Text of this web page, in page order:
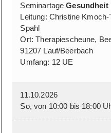
SeminartageGesundheit
Leitung: Christine
Spahl
Ort: Therapiescheune,
91207 Lauf/Beerbach
Umfang: 12 UE
11.10.2026
So, von 10:00 bis 18:00